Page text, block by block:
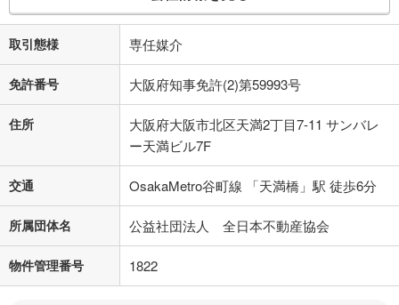
取引態様 専任媒介
免許番号 大阪府知事免許(2)第59993号
住所
大阪府大阪市北区天満2丁目7-11 サンバレ
ー天満ビル7F
交通 OsakaMetro谷町線 「天満橋」駅 徒歩6分
所属団体名 公益社団法人 全日本不動産協会
物件管理番号 1822